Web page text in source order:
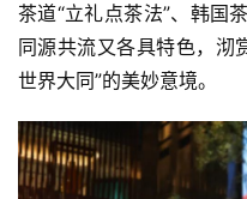
茶道“立礼点茶法”、韩国
同源共流又各具特色，沏
世界大同”的美妙意境。